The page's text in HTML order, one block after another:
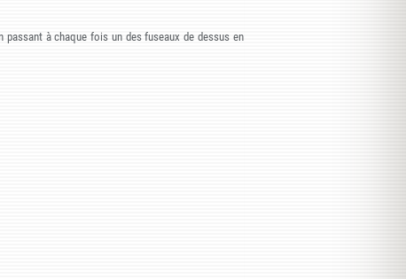
à chaque fois un des fuseaux de dessus en